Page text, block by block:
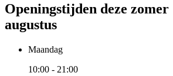
Openingstijden deze zomer
augustus
Maandag
10:00 - 21:00